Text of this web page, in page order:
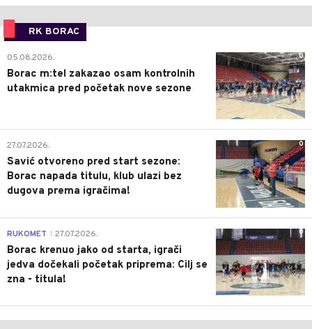
RK BORAC
0
05.08.2026.
Borac m:tel zakazao osam kontrolnih
utakmica pred početak nove sezone
0
27.07.2026.
Savić otvoreno pred start sezone:
Borac napada titulu, klub ulazi bez
dugova prema igračima!
0
RUKOMET 27.07.2026.
Borac krenuo jako od starta, igrači
jedva dočekali početak priprema: Cilj se
zna - titula!